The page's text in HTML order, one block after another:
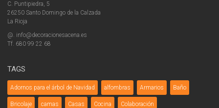
C. Puntipiedra, 5
26250 Santo Domingo de la Calzada
La Rioja
@. info@decoracionesacena.es
Tf. 680 99 22 68
TAGS
Adornos para el árbol de Navidad alfombras Armarios Baño
Bricolaje camas Casas Cocina Colaboración